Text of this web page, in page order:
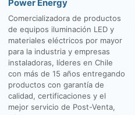
Power Energy
Comercializadora de productos
de equipos iluminación LED y
materiales eléctricos por mayor
para la industria y empresas
instaladoras, líderes en Chile
con más de 15 años entregando
productos con garantía de
calidad, certificaciones y el
mejor servicio de Post-Venta,